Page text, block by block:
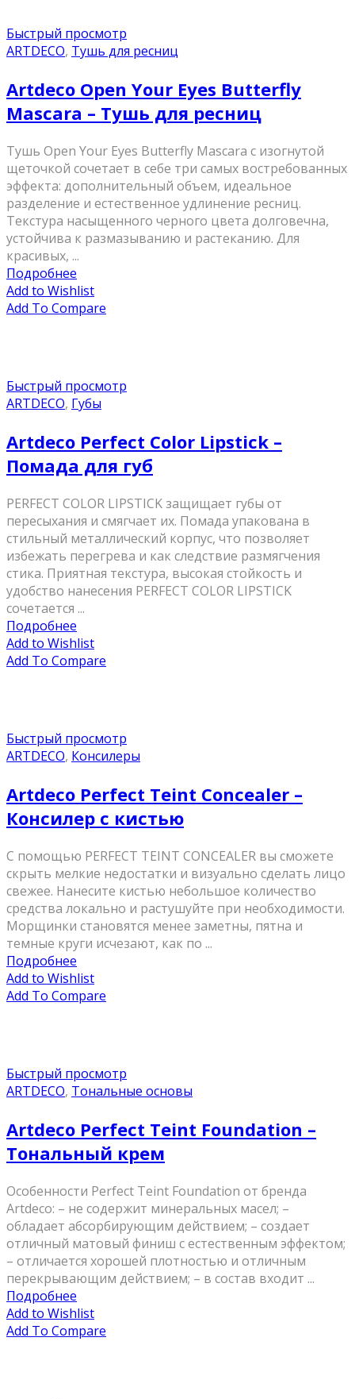
Быстрый просмотр
ARTDECO, Тушь для ресниц
Artdeco Open Your Eyes Butterfly
Mascara – Тушь для ресниц
Тушь Open Your Eyes Butterfly Mascara с изогнутой
щеточкой сочетает в себе три самых востребованных
эффекта: дополнительный объем, идеальное
разделение и естественное удлинение ресниц.
Текстура насыщенного черного цвета долговечна,
устойчива к размазыванию и растеканию. Для
красивых, ...
Подробнее
Add to Wishlist
Add To Compare
Быстрый просмотр
ARTDECO, Губы
Artdeco Perfect Color Lipstick –
Помада для губ
PERFECT COLOR LIPSTICK защищает губы от
пересыхания и смягчает их. Помада упакована в
стильный металлический корпус, что позволяет
избежать перегрева и как следствие размягчения
стика. Приятная текстура, высокая стойкость и
удобство нанесения PERFECT COLOR LIPSTICK
сочетается ...
Подробнее
Add to Wishlist
Add To Compare
Быстрый просмотр
ARTDECO, Консилеры
Artdeco Perfect Teint Concealer –
Консилер с кистью
С помощью PERFECT TEINT CONCEALER вы сможете
скрыть мелкие недостатки и визуально сделать лицо
свежее. Нанесите кистью небольшое количество
средства локально и растушуйте при необходимости.
Морщинки становятся менее заметны, пятна и
темные круги исчезают, как по ...
Подробнее
Add to Wishlist
Add To Compare
Быстрый просмотр
ARTDECO, Тональные основы
Artdeco Perfect Teint Foundation –
Тональный крем
Особенности Perfect Teint Foundation от бренда
Artdeco: – не содержит минеральных масел; –
обладает абсорбирующим действием; – создает
отличный матовый финиш с естественным эффектом;
– отличается хорошей плотностью и отличным
перекрывающим действием; – в состав входит ...
Подробнее
Add to Wishlist
Add To Compare